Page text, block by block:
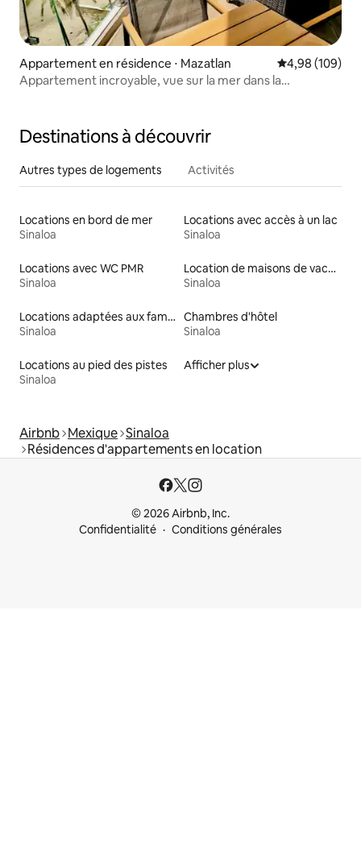
Appartement en résidence ⋅ Mazatlan Évaluation
4,98 (109)
Appartement incroyable, vue sur la mer dans la
Destinations à découvrir
Autres types de logements Activités
Locations en bord de mer
Sinaloa
Locations avec accès à un lac
Sinaloa
Locations avec WC PMR
Sinaloa
Location de maisons de vacances
Sinaloa
Locations adaptées aux familles
Sinaloa
Chambres d'hôtel
Sinaloa
Locations au pied des pistes
Sinaloa
Afficher plus
Airbnb Mexique Sinaloa
Résidences d'appartements en location
© 2026 Airbnb, Inc.
Confidentialité
Conditions générales